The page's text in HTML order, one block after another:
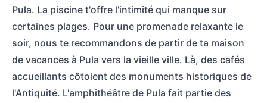
Pula. La piscine t'offre l'intimité qui manque sur
certaines plages. Pour une promenade relaxante le
soir, nous te recommandons de partir de ta maison
de vacances à Pula vers la vieille ville. Là, des cafés
accueillants côtoient des monuments historiques de
l'Antiquité. L'amphithéâtre de Pula fait partie des